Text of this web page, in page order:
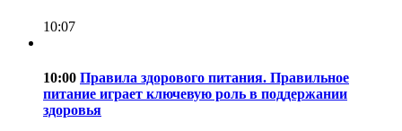
10:07
10:00 Правила здорового питания. Правильное
питание играет ключевую роль в поддержании
здоровья